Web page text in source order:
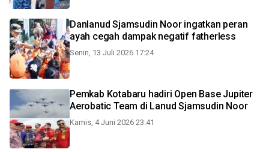
Danlanud Sjamsudin Noor ingatkan peran
ayah cegah dampak negatif fatherless
Senin, 13 Juli 2026 17:24
Pemkab Kotabaru hadiri Open Base Jupiter
Aerobatic Team di Lanud Sjamsudin Noor
Kamis, 4 Juni 2026 23:41